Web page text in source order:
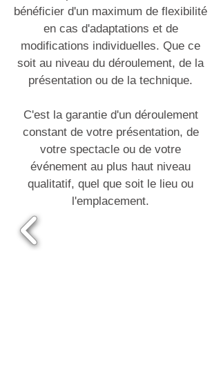
bénéficier d'un maximum de flexibilité
en cas d'adaptations et de
modifications individuelles. Que ce
soit au niveau du déroulement, de la
présentation ou de la technique.
C'est la garantie d'un déroulement
constant de votre présentation, de
votre spectacle ou de votre
événement au plus haut niveau
qualitatif, quel que soit le lieu ou
l'emplacement.